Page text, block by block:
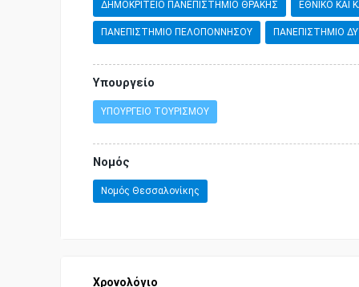
ΔΗΜΟΚΡΙΤΕΙΟ ΠΑΝΕΠΙΣΤΗΜΙΟ ΘΡΑΚΗΣ ΕΘΝΙΚΟ ΚΑΙ
ΠΑΝΕΠΙΣΤΗΜΙΟ ΠΕΛΟΠΟΝΝΗΣΟΥ ΠΑΝΕΠΙΣΤΗΜΙΟ
Υπουργείο
ΥΠΟΥΡΓΕΙΟ ΤΟΥΡΙΣΜΟΥ
Νομός
Νομός Θεσσαλονίκης
Χρονολόγιο